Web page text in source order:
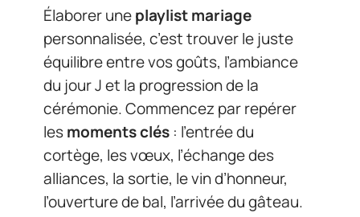
Élaborer uneplaylist mariage
personnalisée, c’est trouver le juste
équilibre entre vos goûts, l’ambiance
du jour J et la progression de la
cérémonie. Commencez par repérer
lesmoments clés : l’entrée du
cortège, les vœux, l’échange des
alliances, la sortie, le vin d’honneur,
l’ouverture de bal, l’arrivée du gâteau.